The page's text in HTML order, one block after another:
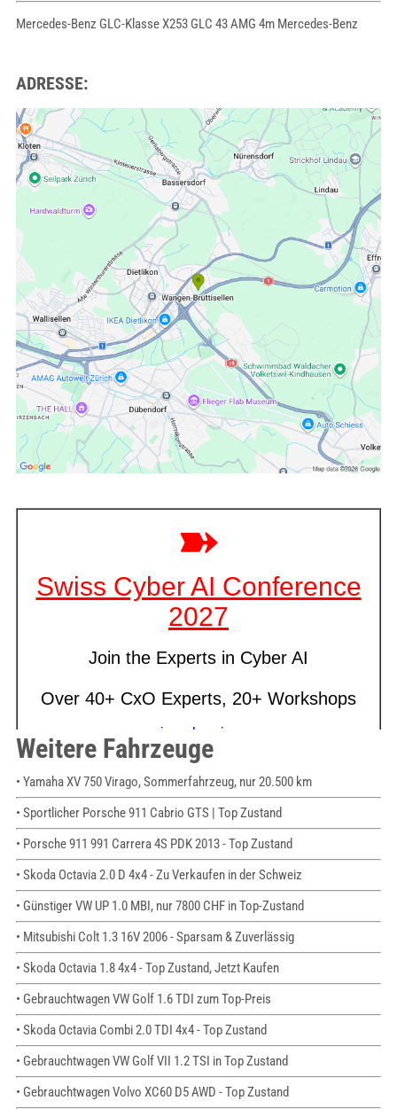
Mercedes-Benz GLC-Klasse X253 GLC 43 AMG 4m Mercedes-Benz
ADRESSE:
Weitere Fahrzeuge
• Yamaha XV 750 Virago, Sommerfahrzeug, nur 20.500 km
• Sportlicher Porsche 911 Cabrio GTS | Top Zustand
• Porsche 911 991 Carrera 4S PDK 2013 - Top Zustand
• Skoda Octavia 2.0 D 4x4 - Zu Verkaufen in der Schweiz
• Günstiger VW UP 1.0 MBI, nur 7800 CHF in Top-Zustand
• Mitsubishi Colt 1.3 16V 2006 - Sparsam & Zuverlässig
• Skoda Octavia 1.8 4x4 - Top Zustand, Jetzt Kaufen
• Gebrauchtwagen VW Golf 1.6 TDI zum Top-Preis
• Skoda Octavia Combi 2.0 TDI 4x4 - Top Zustand
• Gebrauchtwagen VW Golf VII 1.2 TSI in Top Zustand
• Gebrauchtwagen Volvo XC60 D5 AWD - Top Zustand